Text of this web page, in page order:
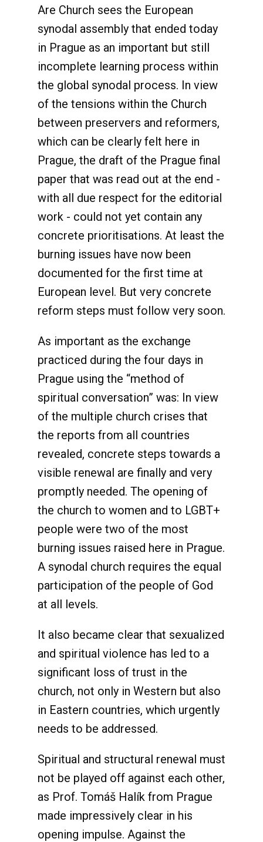
Are Church sees the European
synodal assembly that ended today
in Prague as an important but still
incomplete learning process within
the global synodal process. In view
of the tensions within the Church
between preservers and reformers,
which can be clearly felt here in
Prague, the draft of the Prague final
paper that was read out at the end -
with all due respect for the editorial
work - could not yet contain any
concrete prioritisations. At least the
burning issues have now been
documented for the first time at
European level. But very concrete
reform steps must follow very soon.
As important as the exchange
practiced during the four days in
Prague using the “method of
spiritual conversation” was: In view
of the multiple church crises that
the reports from all countries
revealed, concrete steps towards a
visible renewal are finally and very
promptly needed. The opening of
the church to women and to LGBT+
people were two of the most
burning issues raised here in Prague.
A synodal church requires the equal
participation of the people of God
at all levels.
It also became clear that sexualized
and spiritual violence has led to a
significant loss of trust in the
church, not only in Western but also
in Eastern countries, which urgently
needs to be addressed.
Spiritual and structural renewal must
not be played off against each other,
as Prof. Tomáš Halík from Prague
made impressively clear in his
opening impulse. Against the